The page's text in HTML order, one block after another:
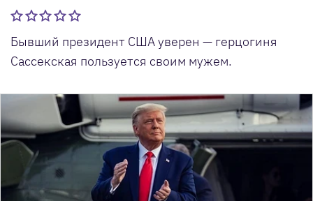
Бывший президент США уверен — герцогиня
Сассекская пользуется своим мужем.